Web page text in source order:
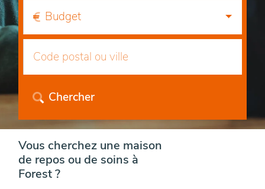
Budget
Chercher
Vous cherchez une maison
de repos ou de soins à
Forest ?